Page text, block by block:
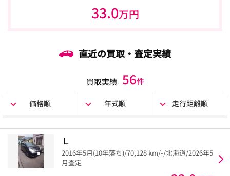
33.0万円
直近の買取・査定実績
買取実績 56件
価格順 年式順 走行距離順
Ｌ
2016年5月(10年落ち)/70,128 km/-/北海道/2026年5
月査定